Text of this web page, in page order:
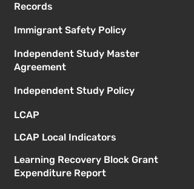
Records
Immigrant Safety Policy
Independent Study Master
Agreement
Independent Study Policy
LCAP
LCAP Local Indicators
Learning Recovery Block Grant
Expenditure Report